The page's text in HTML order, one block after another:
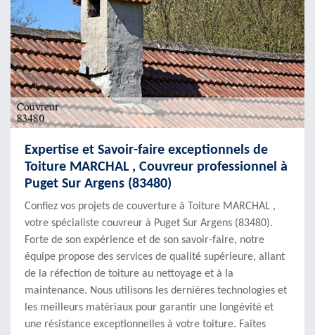
Expertise et Savoir-faire exceptionnels de
Toiture MARCHAL , Couvreur professionnel à
Puget Sur Argens (83480)
Confiez vos projets de couverture à Toiture MARCHAL ,
votre spécialiste couvreur à Puget Sur Argens (83480).
Forte de son expérience et de son savoir-faire, notre
équipe propose des services de qualité supérieure, allant
de la réfection de toiture au nettoyage et à la
maintenance. Nous utilisons les dernières technologies et
les meilleurs matériaux pour garantir une longévité et
une résistance exceptionnelles à votre toiture. Faites